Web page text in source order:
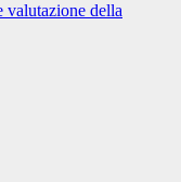
valutazione della